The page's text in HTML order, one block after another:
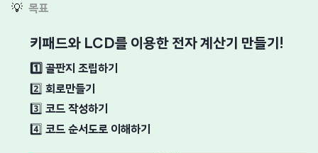
💡 목표
키패드와 LCD를 이용한 전자 계산기 만들기!
1️⃣ 골판지 조립하기
2️⃣ 회로만들기
3️⃣ 코드 작성하기
4️⃣ 코드 순서도로 이해하기